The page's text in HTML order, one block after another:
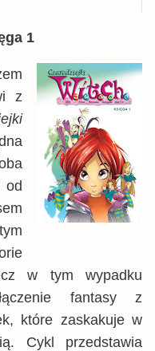
© BUY.BOX
1
z
od
w tym wypadku
fantasy z
które zaskakuje w
Cykl przedstawia